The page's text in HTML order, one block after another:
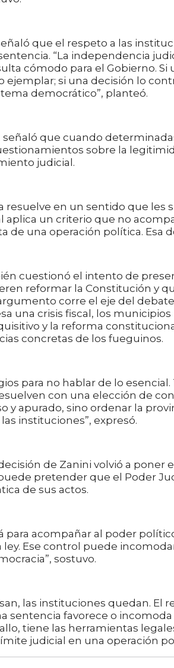
que el respeto a las
“La independencia
cómodo para el Gobierno.
ejemplar; si una decisión lo
democrático”, planteó.
señaló que cuando
sobre la
judicial.
resuelve en un sentido que les
aplica un criterio que no
de una operación política. Esa
cuestionó el intento de
reformar la Constitución y
corre el eje del
una crisis fiscal, los
y la reforma
concretas de los fueguinos.
para no hablar de lo
con una elección de
y apurado, sino ordenar la
instituciones”, expresó.
de Zanini volvió a
pretender que el Poder
de sus actos.
para acompañar al poder
Ese control puede
sostuvo.
las instituciones quedan. El
sentencia favorece o
tiene las herramientas
judicial en una operación